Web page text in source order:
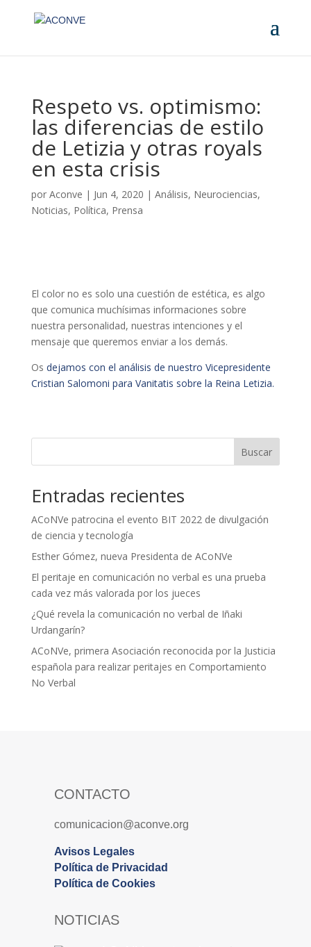
Respeto vs. optimismo:
las diferencias de estilo
de Letizia y otras royals
en esta crisis
por Aconve | Jun 4, 2020 | Análisis, Neurociencias,
Noticias, Política, Prensa
El color no es solo una cuestión de estética, es algo
que comunica muchísimas informaciones sobre
nuestra personalidad, nuestras intenciones y el
mensaje que queremos enviar a los demás.
Os dejamos con el análisis de nuestro Vicepresidente
Cristian Salomoni para Vanitatis sobre la Reina Letizia.
Buscar
Entradas recientes
ACoNVe patrocina el evento BIT 2022 de divulgación
de ciencia y tecnología
Esther Gómez, nueva Presidenta de ACoNVe
El peritaje en comunicación no verbal es una prueba
cada vez más valorada por los jueces
¿Qué revela la comunicación no verbal de Iñaki
Urdangarín?
ACoNVe, primera Asociación reconocida por la Justicia
española para realizar peritajes en Comportamiento
No Verbal
CONTACTO
comunicacion@aconve.org
Avisos Legales
Política de Privacidad
Política de Cookies
NOTICIAS